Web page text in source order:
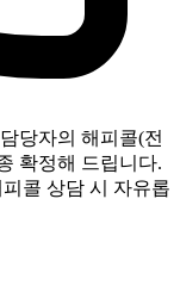
당자의 해피콜(전
확정해 드립니다.
콜 상담 시 자유롭